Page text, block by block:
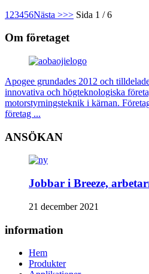
1 23456Nästa >>> Sida 1 / 6
Om företaget
Apogee grundades 2012 och
innovativa och högteknologiska
motorstyrningsteknik i kärnan.
företag ...
ANSÖKAN
Jobbar i Breeze,
21 december 2021
information
Hem
Produkter